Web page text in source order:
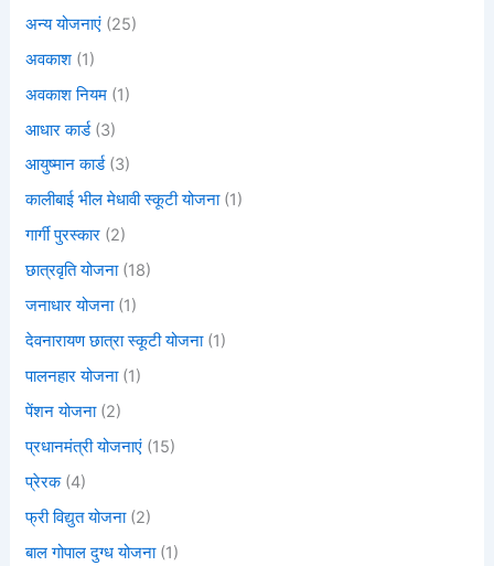
अन्य योजनाएं (25)
अवकाश (1)
अवकाश नियम (1)
आधार कार्ड(3)
आयुष्मान कार्ड(3)
कालीबाई भील मेधावी स्कूटी योजना(1)
गार्गी पुरस्कार (2)
छात्रवृति योजना(18)
जनाधार योजना(1)
देवनारायण छात्रा स्कूटी योजना(1)
पालनहार योजना(1)
पेंशन योजना(2)
प्रधानमंत्री योजनाएं (15)
प्रेरक(4)
फ्री विद्युत योजना(2)
बाल गोपाल दुग्ध योजना(1)